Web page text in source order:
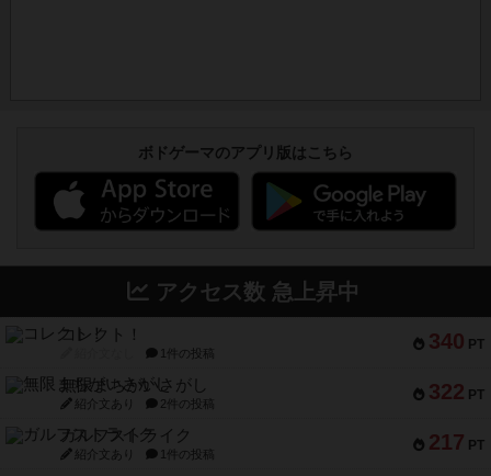
ボドゲーマのアプリ版はこちら
アクセス数 急上昇中
340 PT
コレクト！
1件の投稿
322 PT
無限まちがいさがし
紹介文あり 2件の投稿
217 PT
ガルフストライク
紹介文あり 1件の投稿